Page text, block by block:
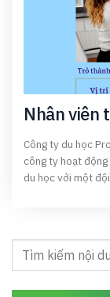
Nhân viên
Công ty du học
công ty hoạt
du học với một